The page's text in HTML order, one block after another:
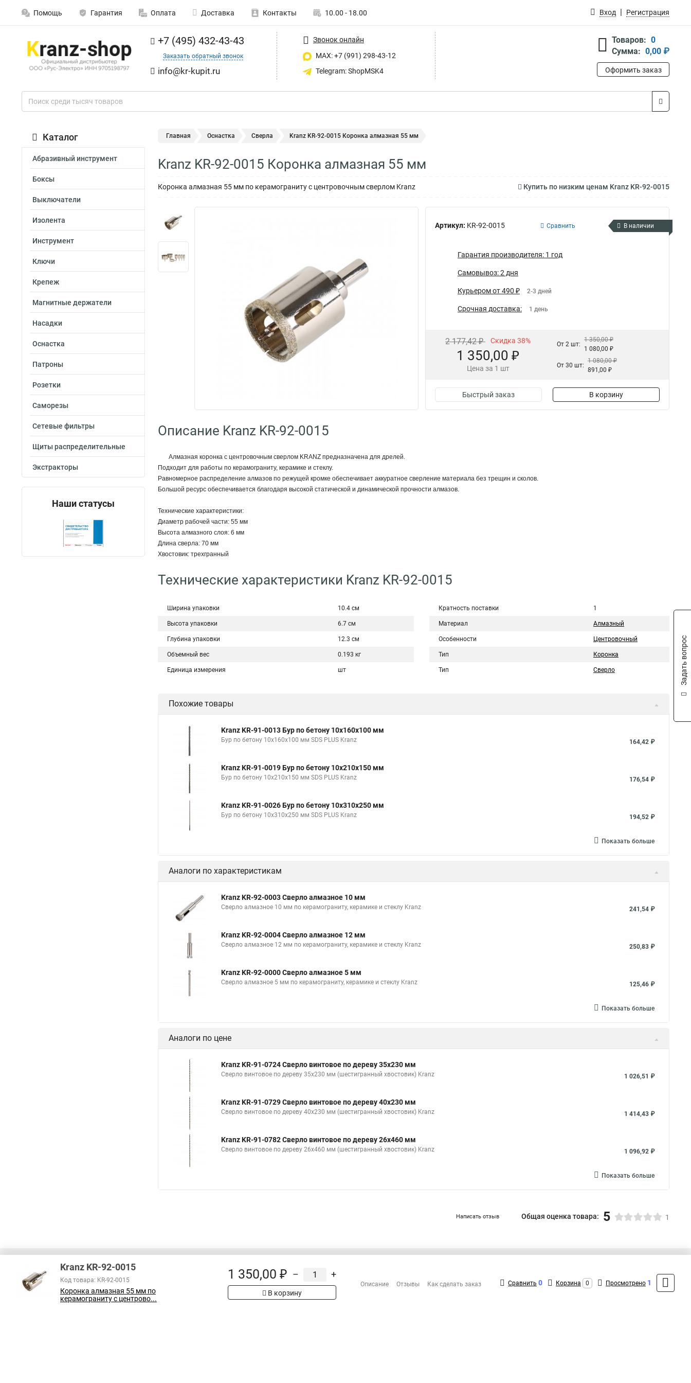
Помощь Гарантия Оплата Доставка Контакты 10.00 - 18.00 Вход Регистрация
+7 (495) 432-43-43
Заказать обратный звонок
info@kr-kupit.ru
Звонок онлайн
MAX: +7 (991) 298-43-12
Telegram: ShopMSK4
Товаров: 0
Сумма: 0,00 ₽
Оформить заказ
Каталог
Абразивный инструмент
Боксы
Выключатели
Изолента
Инструмент
Ключи
Крепеж
Магнитные держатели
Насадки
Оснастка
Патроны
Розетки
Саморезы
Сетевые фильтры
Щиты распределительные
Экстракторы
Наши статусы
Главная Оснастка Сверла Kranz KR-92-0015 Коронка алмазная 55 мм
Kranz KR-92-0015 Коронка алмазная 55 мм
Коронка алмазная 55 мм по керамограниту с центровочным сверлом Kranz Купить по низким ценам Kranz KR-92-0015
Артикул: KR-92-0015 Сравнить В наличии
Гарантия производителя: 1 год
Самовывоз: 2 дня
Курьером от 490 ₽ 2-3 дней
Срочная доставка: 1 день
2 177,42 ₽ Скидка 38%
1 350,00 ₽
Цена за 1 шт
От 2 шт:
1 350,00 ₽
1 080,00 ₽
От 30 шт:
1 080,00 ₽
891,00 ₽
Быстрый заказ В корзину
Описание Kranz KR-92-0015
Алмазная коронка с центровочным сверлом KRANZ предназначена для дрелей.
Подходит для работы по керамограниту, керамике и стеклу.
Равномерное распределение алмазов по режущей кромке обеспечивает аккуратное сверление материала без трещин и сколов.
Большой ресурс обеспечивается благодаря высокой статической и динамической прочности алмазов.
Технические характеристики:
Диаметр рабочей части: 55 мм
Высота алмазного слоя: 6 мм
Длина сверла: 70 мм
Хвостовик: трехгранный
Технические характеристики Kranz KR-92-0015
Ширина упаковки 10.4 см
Высота упаковки 6.7 см
Глубина упаковки 12.3 см
Объемный вес 0.193 кг
Единица измерения шт
Кратность поставки 1
Материал Алмазный
Особенности Центровочный
Тип Коронка
Тип Сверло
Похожие товары
Kranz KR-91-0013 Бур по бетону 10x160x100 мм
Бур по бетону 10x160x100 мм SDS PLUS Kranz 164,42 ₽
Kranz KR-91-0019 Бур по бетону 10x210x150 мм
Бур по бетону 10x210x150 мм SDS PLUS Kranz 176,54 ₽
Kranz KR-91-0026 Бур по бетону 10x310x250 мм
Бур по бетону 10x310x250 мм SDS PLUS Kranz 194,52 ₽
Показать больше
Аналоги по характеристикам
Kranz KR-92-0003 Сверло алмазное 10 мм
Сверло алмазное 10 мм по керамограниту, керамике и стеклу Kranz 241,54 ₽
Kranz KR-92-0004 Сверло алмазное 12 мм
Сверло алмазное 12 мм по керамограниту, керамике и стеклу Kranz 250,83 ₽
Kranz KR-92-0000 Сверло алмазное 5 мм
Сверло алмазное 5 мм по керамограниту, керамике и стеклу Kranz 125,46 ₽
Показать больше
Аналоги по цене
Kranz KR-91-0724 Сверло винтовое по дереву 35х230 мм
Сверло винтовое по дереву 35х230 мм (шестигранный хвостовик) Kranz 1 026,51 ₽
Kranz KR-91-0729 Сверло винтовое по дереву 40х230 мм
Сверло винтовое по дереву 40х230 мм (шестигранный хвостовик) Kranz 1 414,43 ₽
Kranz KR-91-0782 Сверло винтовое по дереву 26х460 мм
Сверло винтовое по дереву 26х460 мм (шестигранный хвостовик) Kranz 1 096,92 ₽
Показать больше
Написать отзыв Общая оценка товара: 5 1
Сотрудничество
+7 (495) 432-43-43
MAX: +7 (991) 298-43-12
Kranz KR-92-0015
Код товара: KR-92-0015
Коронка алмазная 55 мм по
керамограниту с центрово...
1 350,00 ₽ – +
В корзину
Описание Отзывы Как сделать заказ Сравнить 0 Корзина 0 Просмотрено 1
Задать вопрос